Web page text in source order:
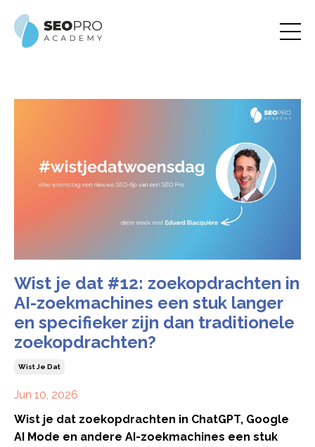
Wist je dat #12: zoekopdrachten in
AI-zoekmachines een stuk langer
en specifieker zijn dan traditionele
zoekopdrachten?
Wist Je Dat
Jun 10, 2026
Wist je dat zoekopdrachten in ChatGPT, Google
AI Mode en andere AI-zoekmachines een stuk